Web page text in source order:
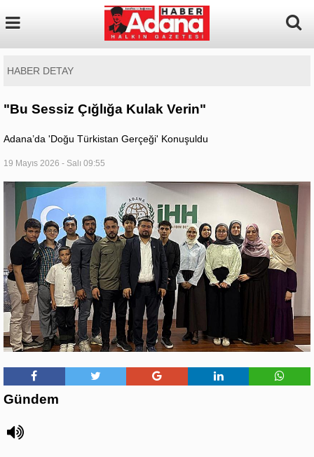
HABER DETAY
"Bu Sessiz Çığlığa Kulak Verin"
Adana’da 'Doğu Türkistan Gerçeği' Konuşuldu
19 Mayıs 2026 - Salı 09:55
Gündem